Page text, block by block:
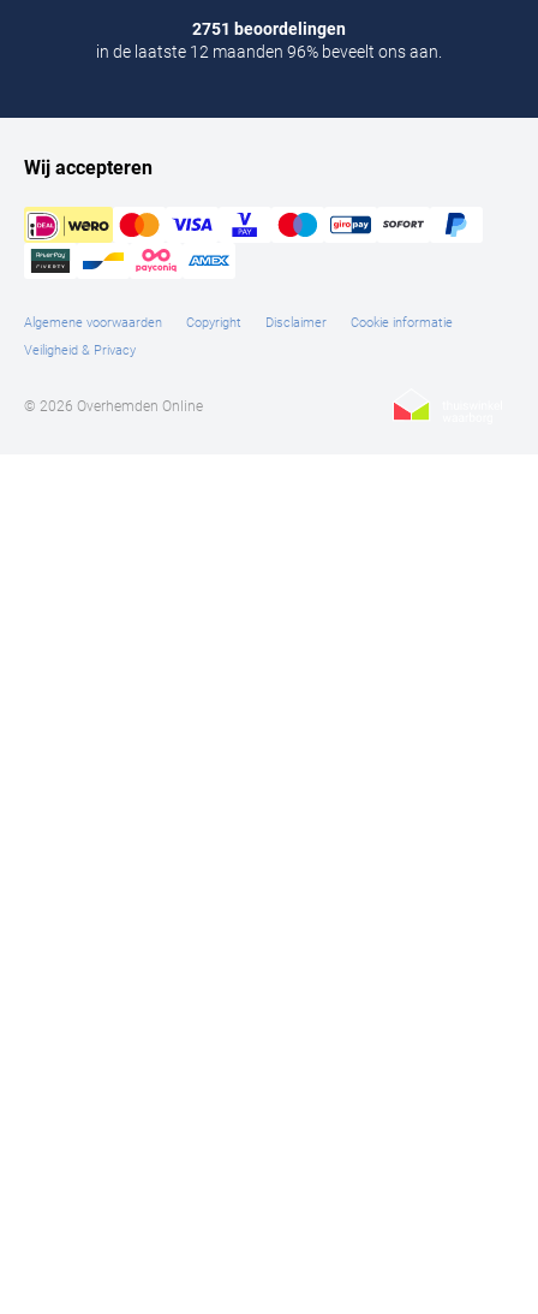
2751 beoordelingen
in de laatste 12 maanden 96% beveelt ons aan.
Wij accepteren
Algemene voorwaarden Copyright Disclaimer
Cookie informatie
Veiligheid & Privacy
© 2026 Overhemden Online